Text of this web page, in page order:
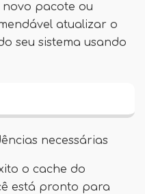
pacote ou
atualizar o
seu sistema usando
necessárias
o cache do
está pronto para